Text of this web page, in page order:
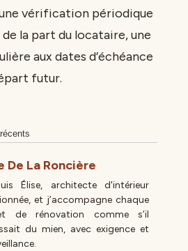
vérification périodique
la part du locataire, une
aux dates d’échéance
futur.
De La Roncière
Élise, architecte d'intérieur
et j’accompagne chaque
de rénovation comme s’il
du mien, avec exigence et